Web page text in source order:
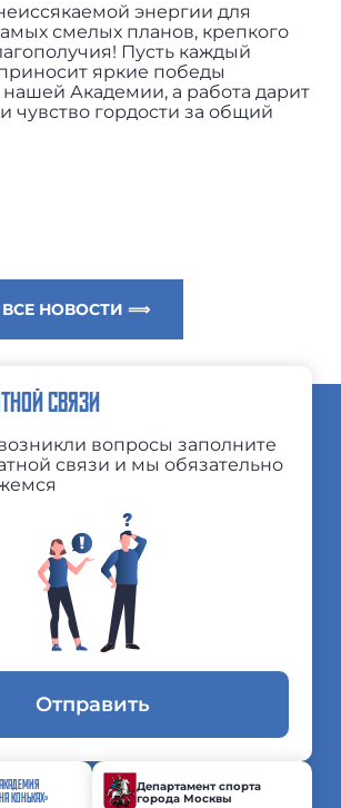
энергии для
смелых планов, крепкого
Пусть каждый
яркие победы
Академии, а работа дарит
чувство гордости за общий
ВСЕ НОВОСТИ ⟹
СВЯЗИ
вопросы заполните
связи и мы обязательно
Отправить
КОНЬКАХ»
Департамент спорта
города Москвы